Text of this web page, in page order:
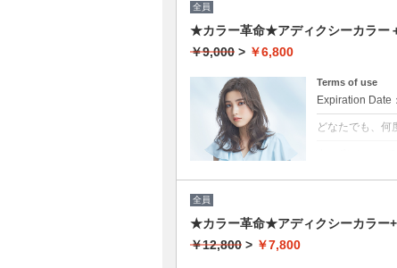
全員
★カラー革命★アディクシーカラー
￥9,000 > ￥6,800
Terms of use
Expiration Date：
どなたでも、
ージが1/5のた
※カット追加
全員
★カラー革命★アディクシーカラー
￥12,800 > ￥7,800